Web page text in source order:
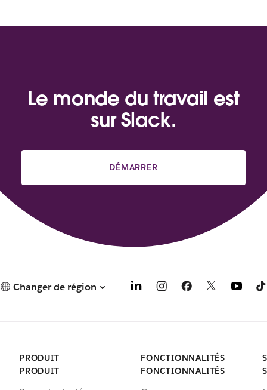
Le monde du travail est
sur Slack.
DÉMARRER
Changer de région
PRODUIT
PRODUIT
FONCTIONNALITÉS
FONCTIONNALITÉS